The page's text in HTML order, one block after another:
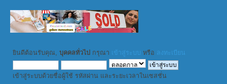
ยินดีต้อนรับคุณ, บุคคลทั่วไป กรุณา เข้าสู่ระบบ หรือ ลงทะเบียน
เข้าสู่ระบบด้วยชื่อผู้ใช้ รหัสผ่าน และระยะเวลาในเซสชั่น